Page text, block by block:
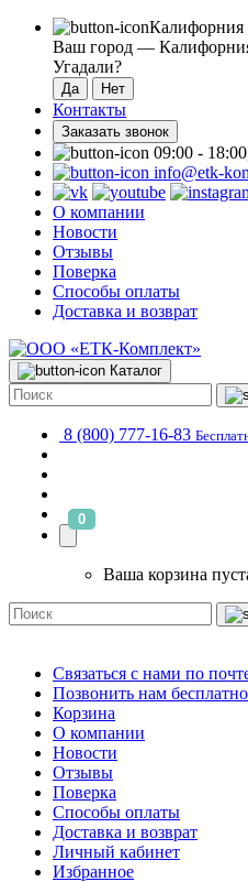
Калифорния
Ваш город —
Угадали?
Контакты
Заказать звонок
09:00 -
info@etk-
О компании
Новости
Отзывы
Поверка
Способы оплаты
Доставка и возврат
Каталог
8 (800) 777-16-83
0
Ваша корзина
Связаться с нами по
Позвонить нам бесплатно
Корзина
О компании
Новости
Отзывы
Поверка
Способы оплаты
Доставка и возврат
Личный кабинет
Избранное